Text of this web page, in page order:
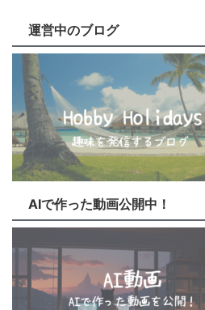
運営中のブログ
AIで作った動画公開中！